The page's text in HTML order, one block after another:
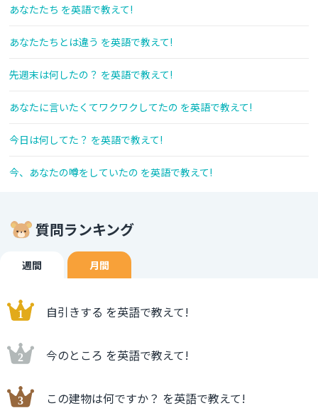
あなたたち を英語で教えて!
あなたたちとは違う を英語で教えて!
先週末は何したの？ を英語で教えて!
あなたに言いたくてワクワクしてたの を英語で教えて!
今日は何してた？ を英語で教えて!
今、あなたの噂をしていたの を英語で教えて!
質問ランキング
週間 月間
自引きする を英語で教えて!
今のところ を英語で教えて!
この建物は何ですか？ を英語で教えて!